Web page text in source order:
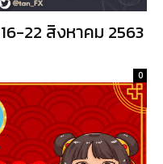
22 สิงหาคม 2563
0